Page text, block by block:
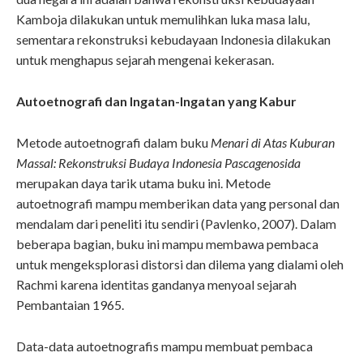
Kamboja dilakukan untuk memulihkan luka masa lalu,
sementara rekonstruksi kebudayaan Indonesia dilakukan
untuk menghapus sejarah mengenai kekerasan.
Autoetnografi dan Ingatan-Ingatan yang Kabur
Metode autoetnografi dalam buku Menari di Atas Kuburan
Massal: Rekonstruksi Budaya Indonesia Pascagenosida
merupakan daya tarik utama buku ini. Metode
autoetnografi mampu memberikan data yang personal dan
mendalam dari peneliti itu sendiri (Pavlenko, 2007). Dalam
beberapa bagian, buku ini mampu membawa pembaca
untuk mengeksplorasi distorsi dan dilema yang dialami oleh
Rachmi karena identitas gandanya menyoal sejarah
Pembantaian 1965.
Data-data autoetnografis mampu membuat pembaca